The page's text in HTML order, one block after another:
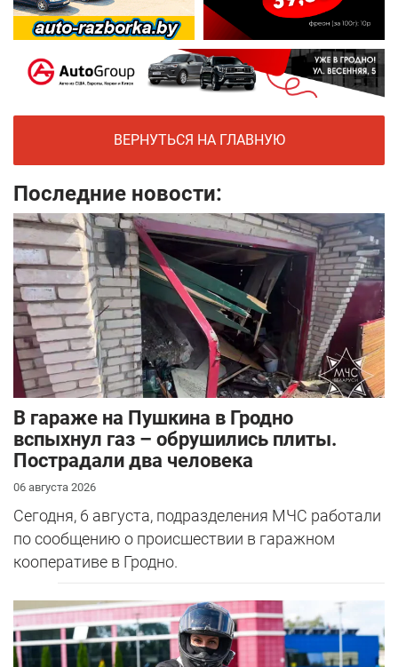
ВЕРНУТЬСЯ НА ГЛАВНУЮ
Последние новости:
В гараже на Пушкина в Гродно
вспыхнул газ – обрушились плиты.
Пострадали два человека
06 августа 2026
Сегодня, 6 августа, подразделения МЧС работали
по сообщению о происшествии в гаражном
кооперативе в Гродно.